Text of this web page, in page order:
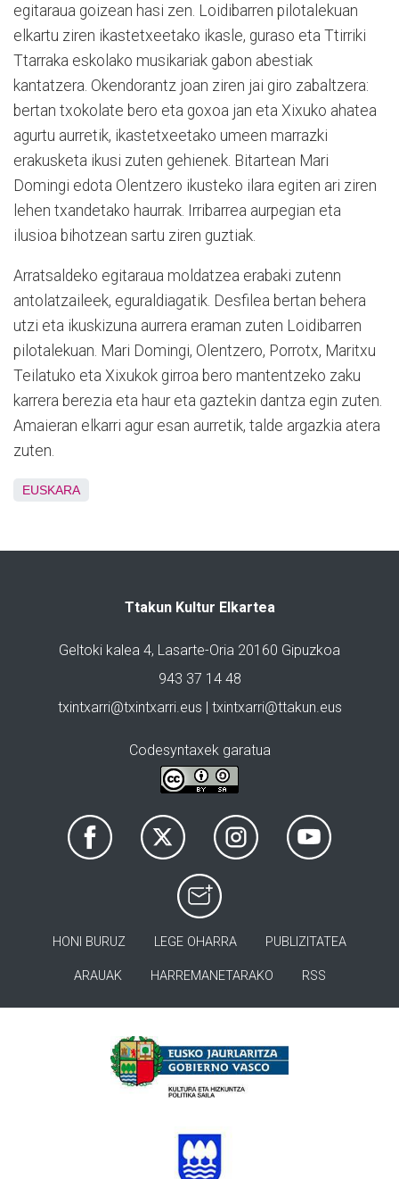
egitaraua goizean hasi zen. Loidibarren pilotalekuan
elkartu ziren ikastetxeetako ikasle, guraso eta Ttirriki
Ttarraka eskolako musikariak gabon abestiak
kantatzera. Okendorantz joan ziren jai giro zabaltzera:
bertan txokolate bero eta goxoa jan eta Xixuko ahatea
agurtu aurretik, ikastetxeetako umeen marrazki
erakusketa ikusi zuten gehienek. Bitartean Mari
Domingi edota Olentzero ikusteko ilara egiten ari ziren
lehen txandetako haurrak. Irribarrea aurpegian eta
ilusioa bihotzean sartu ziren guztiak.
Arratsaldeko egitaraua moldatzea erabaki zutenn
antolatzaileek, eguraldiagatik. Desfilea bertan behera
utzi eta ikuskizuna aurrera eraman zuten Loidibarren
pilotalekuan. Mari Domingi, Olentzero, Porrotx, Maritxu
Teilatuko eta Xixukok girroa bero mantentzeko zaku
karrera berezia eta haur eta gaztekin dantza egin zuten.
Amaieran elkarri agur esan aurretik, talde argazkia atera
zuten.
EUSKARA
Ttakun Kultur Elkartea
Geltoki kalea 4, Lasarte-Oria 20160 Gipuzkoa
943 37 14 48
txintxarri@txintxarri.eus | txintxarri@ttakun.eus
Codesyntaxek garatua
HONI BURUZ LEGE OHARRA PUBLIZITATEA
ARAUAK HARREMANETARAKO RSS